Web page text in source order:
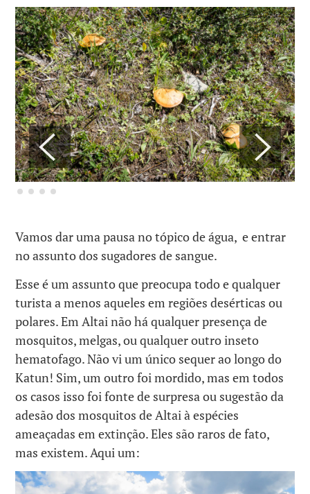
Vamos dar uma pausa no tópico de água, e entrar
no assunto dos sugadores de sangue.
Esse é um assunto que preocupa todo e qualquer
turista a menos aqueles em regiões desérticas ou
polares. Em Altai não há qualquer presença de
mosquitos, melgas, ou qualquer outro inseto
hematofago. Não vi um único sequer ao longo do
Katun! Sim, um outro foi mordido, mas em todos
os casos isso foi fonte de surpresa ou sugestão da
adesão dos mosquitos de Altai à espécies
ameaçadas em extinção. Eles são raros de fato,
mas existem. Aqui um: